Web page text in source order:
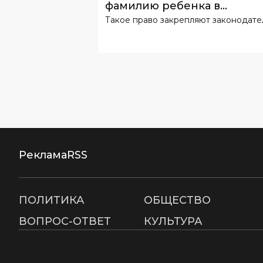
фамилию ребенка в
Узбекистане
Такое право закрепляют
РекламаRSS
ПОЛИТИКА
ОБЩЕСТВО
ВОПРОС-ОТВЕТ
КУЛЬТУРА